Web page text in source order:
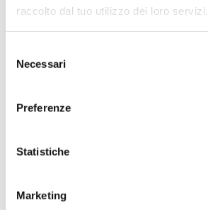
raccolto dal tuo utilizzo dei loro servizi.
delNecessari
Preferenze
Statistiche
Marketing